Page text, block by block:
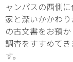
ャンパスの西側
家と深いかかわ
の古文書をお預
調査をすすめて
す。